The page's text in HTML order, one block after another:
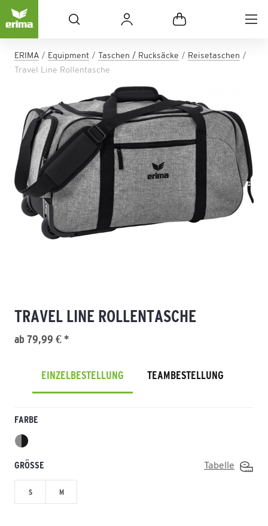
ERIMA Equipment Taschen / Rucksäcke
Reisetaschen
Travel Line Rollentasche
TRAVEL LINE ROLLENTASCHE
ab 79,99 € *
EINZELBESTELLUNG TEAMBESTELLUNG
FARBE
GRÖSSE Tabelle
S M